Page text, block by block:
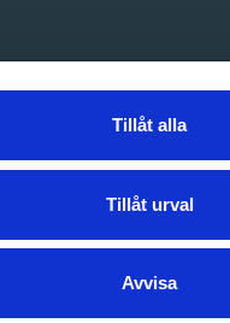
Tillåt alla
Tillåt urval
Avvisa